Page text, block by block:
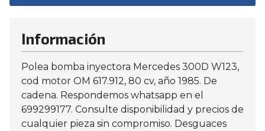
Información
Polea bomba inyectora Mercedes 300D W123,
cod motor OM 617.912, 80 cv, año 1985. De
cadena. Respondemos whatsapp en el
699299177. Consulte disponibilidad y precios de
cualquier pieza sin compromiso. Desguaces